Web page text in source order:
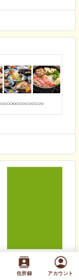
住所録 アカウント